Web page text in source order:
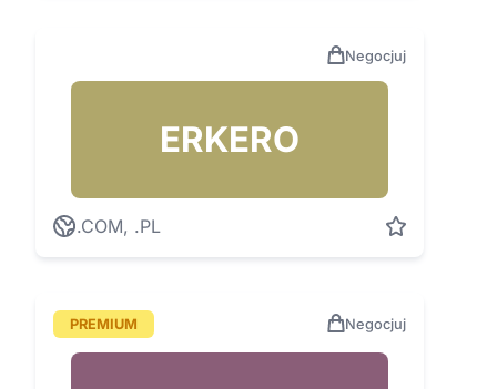
Negocjuj
ERKERO
.COM, .PL
PREMIUM Negocjuj